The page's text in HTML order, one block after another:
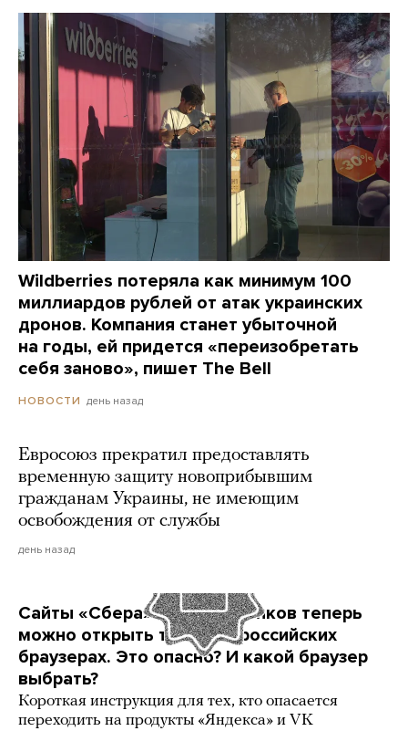
Wildberries потеряла как минимум 100
миллиардов рублей от атак украинских
дронов. Компания станет убыточной
на годы, ей придется «переизобретать
себя заново», пишет The Bell
НОВОСТИ день назад
Евросоюз прекратил предоставлять
временную защиту новоприбывшим
гражданам Украины, не имеющим
освобождения от службы
день назад
Сайты «Сбера» и других банков теперь
можно открыть только в российских
браузерах. Это опасно? И какой браузер
выбрать?
Короткая инструкция для тех, кто опасается
переходить на продукты «Яндекса» и VK